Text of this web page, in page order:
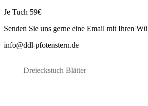
Je Tuch 59€
Senden Sie uns gerne eine Email mit Ihren
info@ddl-pfotenstern.de
Dreieckstuch Blätter